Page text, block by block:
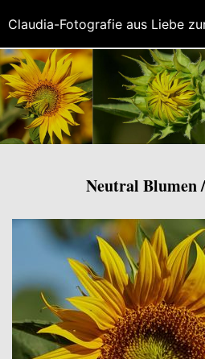
Neutral Blumen
Claudia-Fotografie aus Liebe